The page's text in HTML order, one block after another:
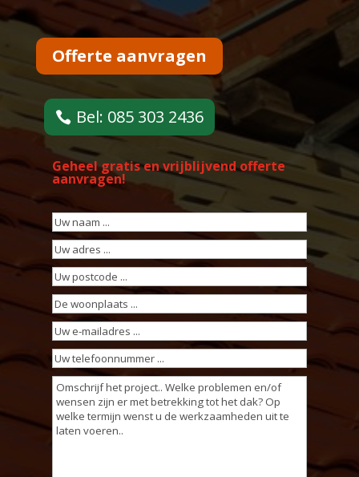
Offerte aanvragen
Bel: 085 303 2436
Geheel gratis en vrijblijvend offerte
aanvragen!
Uw
naam(Vereist)
Uw
adres(Vereist)
Uw
postcode(Vereist)
De
woonplaats(Vereist)
Uw
e-
mailadres(Vereist)
Uw
telefoonnummer(Vereist)
Omschrijving
werkzaamheden(Vereist)